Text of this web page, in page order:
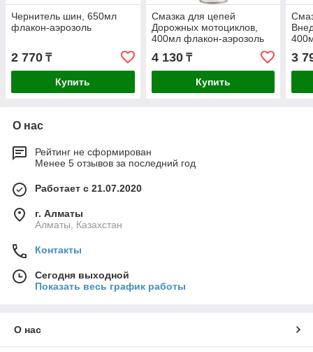
Чернитель шин, 650мл
флакон-аэрозоль
2 770 ₸
Купить
Смазка для цепей
Дорожных мотоциклов,
400мл флакон-аэрозоль
(МС 1800)
4 130₸
Купить
3
О нас
Рейтинг не сформирован
Менее 5 отзывов за последний год
Работает с 21.07.2020
г. Алматы
Алматы, Казахстан
Контакты
Сегодня выходной
Показать весь график работы
О нас